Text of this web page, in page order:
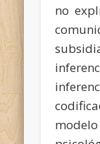
no